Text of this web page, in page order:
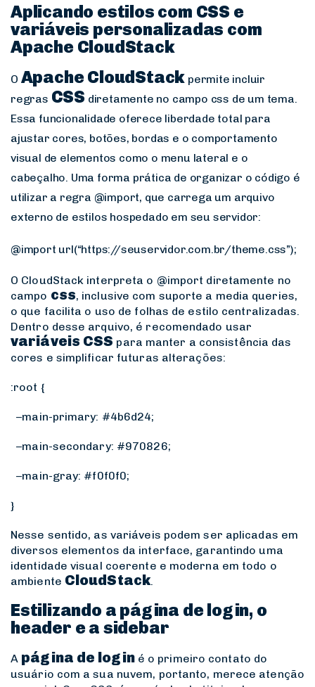
Aplicando estilos com CSS e
variáveis personalizadas com
Apache CloudStack
O Apache CloudStack permite incluir
regras CSS diretamente no campo css de um tema.
Essa funcionalidade oferece liberdade total para
ajustar cores, botões, bordas e o comportamento
visual de elementos como o menu lateral e o
cabeçalho. Uma forma prática de organizar o código é
utilizar a regra @import, que carrega um arquivo
externo de estilos hospedado em seu servidor:
@import url(“https://seuservidor.com.br/theme.css”);
O CloudStack interpreta o @import diretamente no
campo css, inclusive com suporte a media queries,
o que facilita o uso de folhas de estilo centralizadas.
Dentro desse arquivo, é recomendado usar
variáveis CSS para manter a consistência das
cores e simplificar futuras alterações:
:root {
–main-primary: #4b6d24;
–main-secondary: #970826;
–main-gray: #f0f0f0;
}
Nesse sentido, as variáveis podem ser aplicadas em
diversos elementos da interface, garantindo uma
identidade visual coerente e moderna em todo o
ambiente CloudStack.
Estilizando a página de login, o
header e a sidebar
A página de loginé o primeiro contato do
usuário com a sua nuvem, portanto, merece atenção